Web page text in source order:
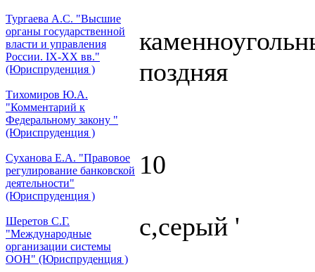
Тургаева А.С. "Высшие
органы государственной
власти и управления
России. IХ-ХХ вв."
(Юриспруденция )
Тихомиров Ю.А.
"Комментарий к
Федеральному закону "
(Юриспруденция )
Суханова Е.А. "Правовое
регулирование банковской
деятельности"
(Юриспруденция )
Шеретов С.Г.
"Международные
организации системы
ООН" (Юриспруденция )
поздняя
10
с,серый '